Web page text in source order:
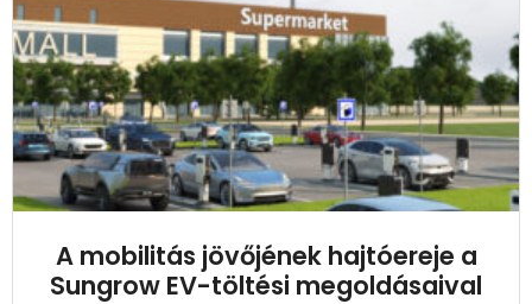
A mobilitás jövőjének hajtóereje a
Sungrow EV-töltési megoldásaival